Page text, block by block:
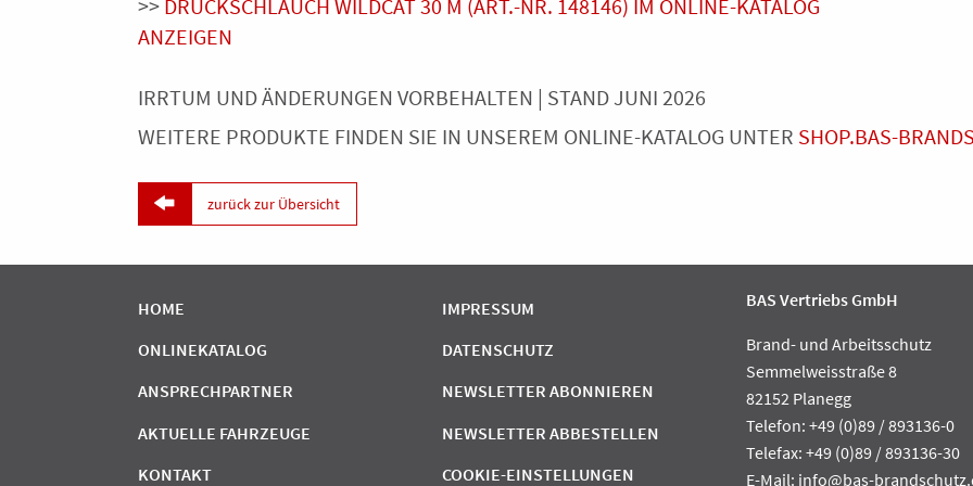
>> DRUCKSCHLAUCH WILDCAT 30 M (ART.-NR. 148146) IM ONLINE-KATALOG
ANZEIGEN
IRRTUM UND ÄNDERUNGEN VORBEHALTEN | STAND JUNI 2026
WEITERE PRODUKTE FINDEN SIE IN UNSEREM ONLINE-KATALOG UNTER SHOP.BAS-
 zurück zur Übersicht
HOME
ONLINEKATALOG
ANSPRECHPARTNER
AKTUELLE FAHRZEUGE
KONTAKT
IMPRESSUM
DATENSCHUTZ
NEWSLETTER ABONNIEREN
NEWSLETTER ABBESTELLEN
COOKIE-EINSTELLUNGEN
BAS Vertriebs GmbH
Brand- und Arbeitsschutz
Semmelweisstraße 8
82152 Planegg
Telefon: +49 (0)89 / 893136-0
Telefax: +49 (0)89 / 893136-30
E-Mail: info@bas-